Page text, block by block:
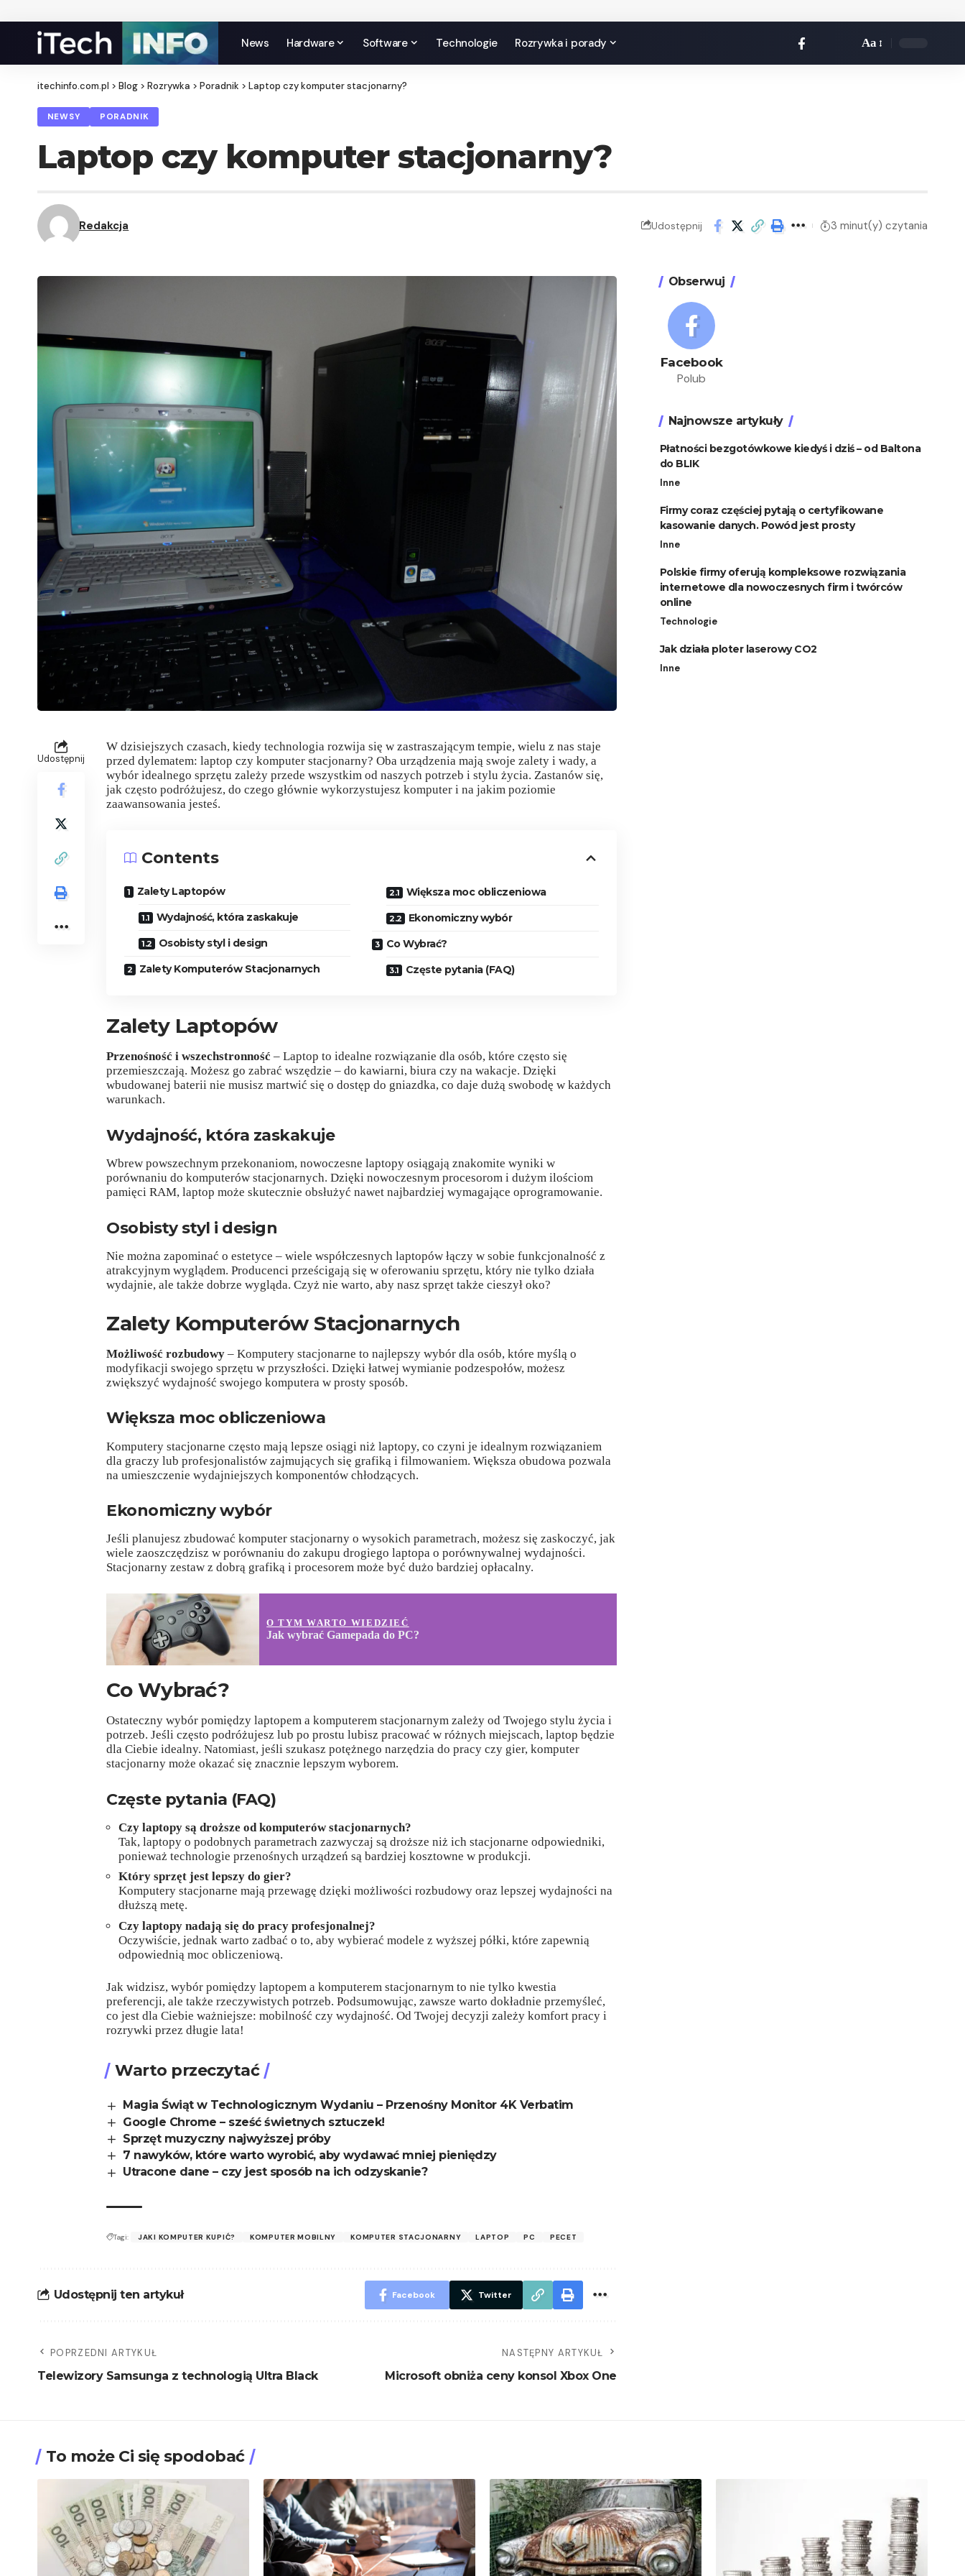
News Hardware Software Technologie Rozrywka i porady Aa
itechinfo.com.pl > Blog > Rozrywka > Poradnik > Laptop czy komputer stacjonarny?
NEWSY PORADNIK
Laptop czy komputer stacjonarny?
Redakcja Udostępnij 3 minut(y) czytania
Udostępnij
W dzisiejszych czasach, kiedy technologia rozwija się w zastraszającym tempie, wielu z nas staje
przed dylematem: laptop czy komputer stacjonarny? Oba urządzenia mają swoje zalety i wady, a
wybór idealnego sprzętu zależy przede wszystkim od naszych potrzeb i stylu życia. Zastanów się,
jak często podróżujesz, do czego głównie wykorzystujesz komputer i na jakim poziomie
zaawansowania jesteś.
Contents
Zalety Laptopów
Wydajność, która zaskakuje
Osobisty styl i design
Zalety Komputerów Stacjonarnych
Większa moc obliczeniowa
Ekonomiczny wybór
Co Wybrać?
Częste pytania (FAQ)
Zalety Laptopów
Przenośność i wszechstronność – Laptop to idealne rozwiązanie dla osób, które często się
przemieszczają. Możesz go zabrać wszędzie – do kawiarni, biura czy na wakacje. Dzięki
wbudowanej baterii nie musisz martwić się o dostęp do gniazdka, co daje dużą swobodę w każdych
warunkach.
Wydajność, która zaskakuje
Wbrew powszechnym przekonaniom, nowoczesne laptopy osiągają znakomite wyniki w
porównaniu do komputerów stacjonarnych. Dzięki nowoczesnym procesorom i dużym ilościom
pamięci RAM, laptop może skutecznie obsłużyć nawet najbardziej wymagające oprogramowanie.
Osobisty styl i design
Nie można zapominać o estetyce – wiele współczesnych laptopów łączy w sobie funkcjonalność z
atrakcyjnym wyglądem. Producenci prześcigają się w oferowaniu sprzętu, który nie tylko działa
wydajnie, ale także dobrze wygląda. Czyż nie warto, aby nasz sprzęt także cieszył oko?
Zalety Komputerów Stacjonarnych
Możliwość rozbudowy – Komputery stacjonarne to najlepszy wybór dla osób, które myślą o
modyfikacji swojego sprzętu w przyszłości. Dzięki łatwej wymianie podzespołów, możesz
zwiększyć wydajność swojego komputera w prosty sposób.
Większa moc obliczeniowa
Komputery stacjonarne często mają lepsze osiągi niż laptopy, co czyni je idealnym rozwiązaniem
dla graczy lub profesjonalistów zajmujących się grafiką i filmowaniem. Większa obudowa pozwala
na umieszczenie wydajniejszych komponentów chłodzących.
Ekonomiczny wybór
Jeśli planujesz zbudować komputer stacjonarny o wysokich parametrach, możesz się zaskoczyć, jak
wiele zaoszczędzisz w porównaniu do zakupu drogiego laptopa o porównywalnej wydajności.
Stacjonarny zestaw z dobrą grafiką i procesorem może być dużo bardziej opłacalny.
O TYM WARTO WIEDZIEĆ
Jak wybrać Gamepada do PC?
Co Wybrać?
Ostateczny wybór pomiędzy laptopem a komputerem stacjonarnym zależy od Twojego stylu życia i
potrzeb. Jeśli często podróżujesz lub po prostu lubisz pracować w różnych miejscach, laptop będzie
dla Ciebie idealny. Natomiast, jeśli szukasz potężnego narzędzia do pracy czy gier, komputer
stacjonarny może okazać się znacznie lepszym wyborem.
Częste pytania (FAQ)
Czy laptopy są droższe od komputerów stacjonarnych?
Tak, laptopy o podobnych parametrach zazwyczaj są droższe niż ich stacjonarne odpowiedniki,
ponieważ technologie przenośnych urządzeń są bardziej kosztowne w produkcji.
Który sprzęt jest lepszy do gier?
Komputery stacjonarne mają przewagę dzięki możliwości rozbudowy oraz lepszej wydajności na
dłuższą metę.
Czy laptopy nadają się do pracy profesjonalnej?
Oczywiście, jednak warto zadbać o to, aby wybierać modele z wyższej półki, które zapewnią
odpowiednią moc obliczeniową.
Jak widzisz, wybór pomiędzy laptopem a komputerem stacjonarnym to nie tylko kwestia
preferencji, ale także rzeczywistych potrzeb. Podsumowując, zawsze warto dokładnie przemyśleć,
co jest dla Ciebie ważniejsze: mobilność czy wydajność. Od Twojej decyzji zależy komfort pracy i
rozrywki przez długie lata!
Warto przeczytać
Magia Świąt w Technologicznym Wydaniu – Przenośny Monitor 4K Verbatim
Google Chrome – sześć świetnych sztuczek!
Sprzęt muzyczny najwyższej próby
7 nawyków, które warto wyrobić, aby wydawać mniej pieniędzy
Utracone dane – czy jest sposób na ich odzyskanie?
Tagi: JAKI KOMPUTER KUPIĆ? KOMPUTER MOBILNY KOMPUTER STACJONARNY LAPTOP PC PECET
Udostępnij ten artykuł Facebook Twitter
POPRZEDNI ARTYKUŁ
Telewizory Samsunga z technologią Ultra Black
NASTĘPNY ARTYKUŁ
Microsoft obniża ceny konsol Xbox One
Obserwuj
Facebook
Polub
Najnowsze artykuły
Płatności bezgotówkowe kiedyś i dziś – od Baltona
do BLIK
Inne
Firmy coraz częściej pytają o certyfikowane
kasowanie danych. Powód jest prosty
Inne
Polskie firmy oferują kompleksowe rozwiązania
internetowe dla nowoczesnych firm i twórców
online
Technologie
Jak działa ploter laserowy CO2
Inne
To może Ci się spodobać